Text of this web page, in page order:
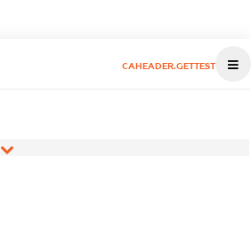
CAHEADER.GETTEST